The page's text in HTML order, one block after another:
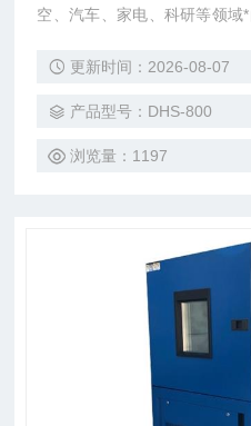
空、汽车、家电、科研等领域
环境变化参数及性能。
更新时间：2026-08-07
产品型号：DHS-800
浏览量：1197